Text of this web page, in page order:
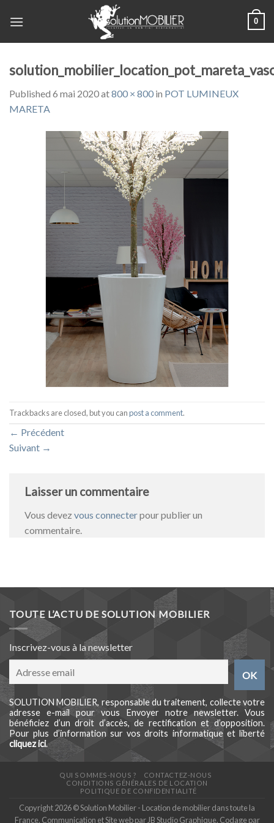
0
Published 6 mai 2020at800 × 800 in POT LUMINEUX
MARETA
Trackbacks are closed, but you canpost a comment.
← Précédent
Suivant →
Laisser un commentaire
Vous devez vous connecterpour publier un
commentaire.
TOUTE L’ACTU DE SOLUTION MOBILIER
Inscrivez-vous à la newsletter
SOLUTION MOBILIER, responsable du traitement, collecte votre
adresse e-mail pour vous Envoyer notre newsletter. Vous
bénéficiez d’un droit d’accès, de rectification et d’opposition.
Pour plus d’information sur vos droits informatique et liberté
cliquez ici.
QUI SOMMES-NOUS ?
CONTACTEZ-NOUS
CONDITIONS GÉNÉRALES DE LOCATION
POLITIQUE DE CONFIDENTIALITÉ
Copyright 2026 © Solution Mobilier - Location de mobilier dans toute la
France. Communication et Site web par JB Studio Graphique. Codage par